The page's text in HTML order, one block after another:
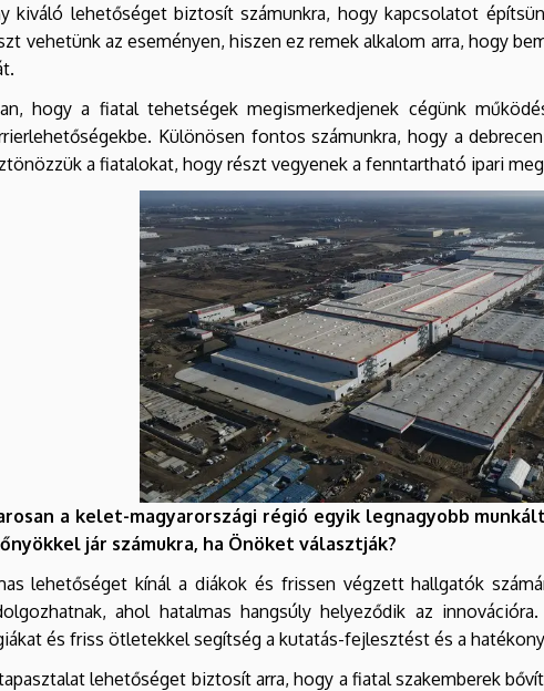
kiváló lehetőséget biztosít számunkra, hogy kapcsolatot
vehetünk az eseményen, hiszen ez remek alkalom arra, hogy
hogy a fiatal tehetségek megismerkedjenek cégünk
Különösen fontos számunkra, hogy a
a fiatalokat, hogy részt vegyenek a fenntartható ipari
a kelet-magyarországi régió egyik legnagyobb
jár számukra, ha Önöket választják?
lehetőséget kínál a diákok és frissen végzett hallgatók
ahol hatalmas hangsúly helyeződik az
és friss ötletekkel segítség a kutatás-fejlesztést és a
lehetőséget biztosít arra, hogy a fiatal szakemberek